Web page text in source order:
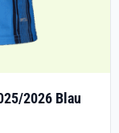
2026 Blau